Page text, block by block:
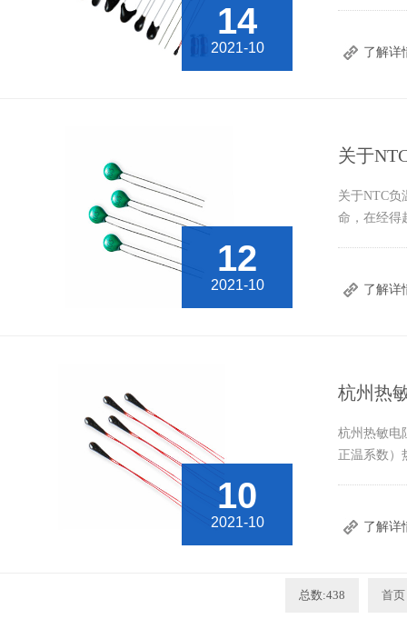
14
2021-10 了解详
12
2021-10
关于
关于NTC负
命，在经得
了解详
10
2021-10
杭州热
杭州热敏电
正温系数）
了解详
总数:438 首页